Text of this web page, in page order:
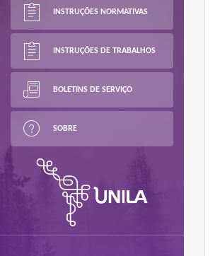
INSTRUÇÕES NORMATIVAS
INSTRUÇÕES DE TRABALHOS
BOLETINS DE SERVIÇO
SOBRE